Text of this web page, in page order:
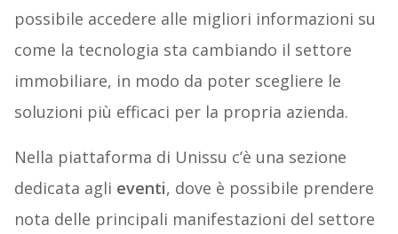
possibile accedere alle migliori informazioni su
come la tecnologia sta cambiando il settore
immobiliare, in modo da poter scegliere le
soluzioni più efficaci per la propria azienda.
Nella piattaforma di Unissu c’è una sezione
dedicata agli eventi, dove è possibile prendere
nota delle principali manifestazioni del settore